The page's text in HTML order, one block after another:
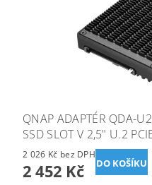
QNAP ADAPTÉR QDA-
SSD SLOT V 2,5" U.2
2 026 Kč bez DPH
2 452 Kč